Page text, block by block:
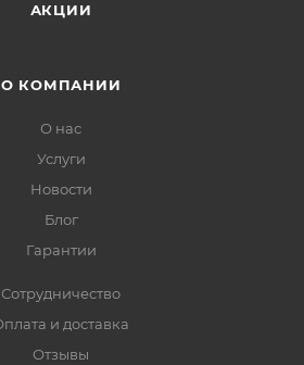
АКЦИИ
О КОМПАНИИ
О нас
Услуги
Новости
Блог
Гарантии
Сотрудничество
и доставка
Отзывы